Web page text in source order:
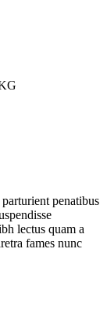
penatibus
lectus quam a
fames nunc